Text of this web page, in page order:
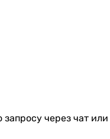
через чат или